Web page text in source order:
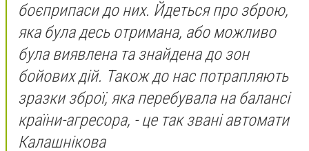
боєприпаси до них. Йдеться про зброю,
яка була десь отримана, або можливо
була виявлена та знайдена до зон
бойових дій. Також до нас потрапляють
зразки зброї, яка перебувала на балансі
країни-агресора, - це так звані автомати
Калашнікова